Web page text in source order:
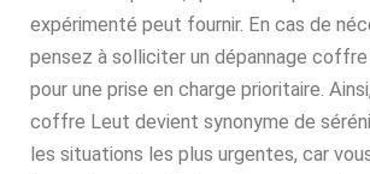
expérimenté peut fournir. En cas de
pensez à solliciter un dépannage
pour une prise en charge prioritaire.
coffre Leut devient synonyme de
les situations les plus urgentes, car